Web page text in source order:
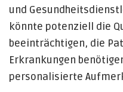
und
könnte potenziell die
beeinträchtigen, die
Erkrankungen
personalisierte